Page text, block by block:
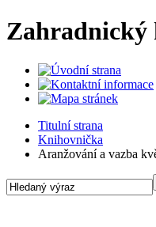
Zahradnický
Titulní strana
Knihovnička
Aranžování a vazba